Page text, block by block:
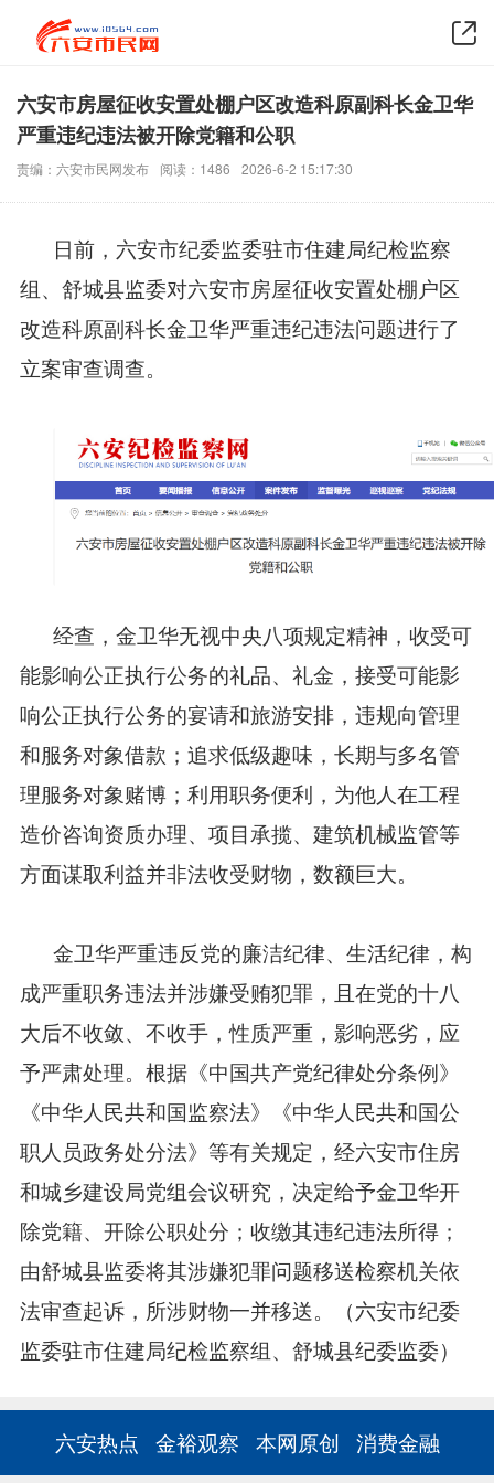
六安市房屋征收安置处棚户区改造科原副科长金卫华
严重违纪违法被开除党籍和公职
责编：六安市民网发布 阅读：1486 2026-6-2 15:17:30
日前，六安市纪委监委驻市住建局纪检监察
组、舒城县监委对六安市房屋征收安置处棚户区
改造科原副科长金卫华严重违纪违法问题进行了
立案审查调查。
经查，金卫华无视中央八项规定精神，收受可
能影响公正执行公务的礼品、礼金，接受可能影
响公正执行公务的宴请和旅游安排，违规向管理
和服务对象借款；追求低级趣味，长期与多名管
理服务对象赌博；利用职务便利，为他人在工程
造价咨询资质办理、项目承揽、建筑机械监管等
方面谋取利益并非法收受财物，数额巨大。
金卫华严重违反党的廉洁纪律、生活纪律，构
成严重职务违法并涉嫌受贿犯罪，且在党的十八
大后不收敛、不收手，性质严重，影响恶劣，应
予严肃处理。根据《中国共产党纪律处分条例》
《中华人民共和国监察法》《中华人民共和国公
职人员政务处分法》等有关规定，经六安市住房
和城乡建设局党组会议研究，决定给予金卫华开
除党籍、开除公职处分；收缴其违纪违法所得；
由舒城县监委将其涉嫌犯罪问题移送检察机关依
法审查起诉，所涉财物一并移送。（六安市纪委
监委驻市住建局纪检监察组、舒城县纪委监委）
六安热点 金裕观察 本网原创 消费金融